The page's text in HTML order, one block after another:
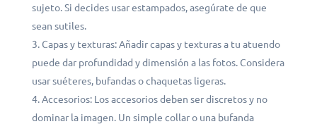
sujeto. Si decides usar estampados, asegúrate de que
sean sutiles.
Capas y texturas: Añadir capas y texturas a tu atuendo
puede dar profundidad y dimensión a las fotos. Considera
usar suéteres, bufandas o chaquetas ligeras.
Accesorios: Los accesorios deben ser discretos y no
dominar la imagen. Un simple collar o una bufanda